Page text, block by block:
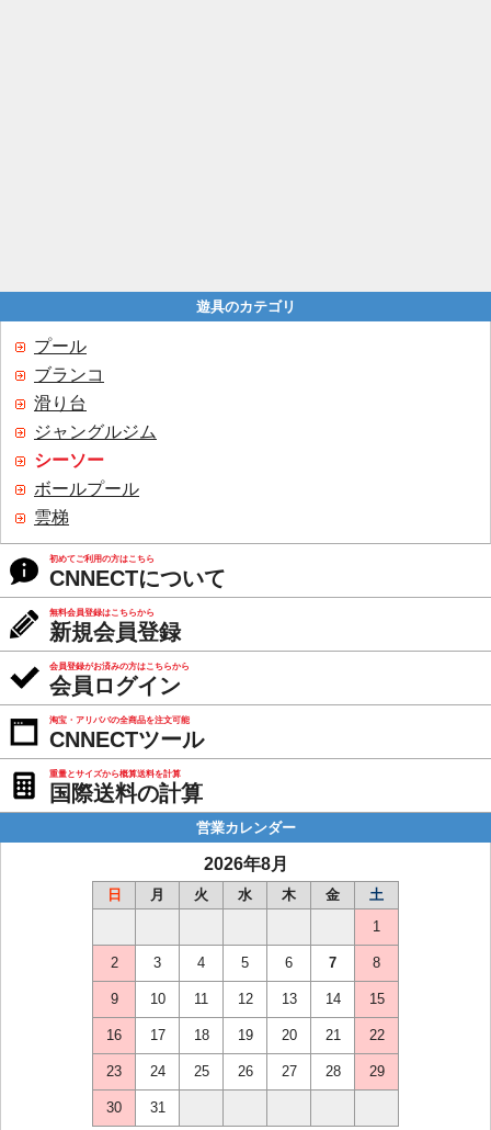
遊具のカテゴリ
プール
ブランコ
滑り台
ジャングルジム
シーソー
ボールプール
雲梯
初めてご利用の方はこちら
CNNECTについて
無料会員登録はこちらから
新規会員登録
会員登録がお済みの方はこちらから
会員ログイン
淘宝・アリババの全商品を注文可能
CNNECTツール
重量とサイズから概算送料を計算
国際送料の計算
営業カレンダー
2026年8月
日 月 火 水 木 金
土
1
2 3 4 5 6 7 8
9 10 11 12 13 14 15
16 17 18 19 20 21 22
23 24 25 26 27 28 29
30 31